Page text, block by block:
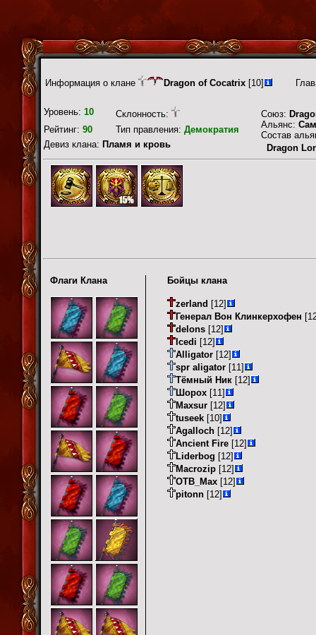
Информация о клане Dragon of Cocatrix [10]
Уровень: 10 Склонность: Союз:
Альянс:
Состав
Dragon
Рейтинг: 90 Тип правления: Демократия
Девиз клана: Пламя и кровь
Флаги Клана Бойцы клана
zerland [12]
Генерал Вон Клинкерхофен
delons [12]
Icedi [12]
Alligator [12]
spr aligator [11]
Тёмный Ник [12]
Шорох [11]
Maxsur [12]
tuseek [10]
Agalloch [12]
Ancient Fire [12]
Liderbog [12]
Macrozip [12]
OTB_Max [12]
pitonn [12]